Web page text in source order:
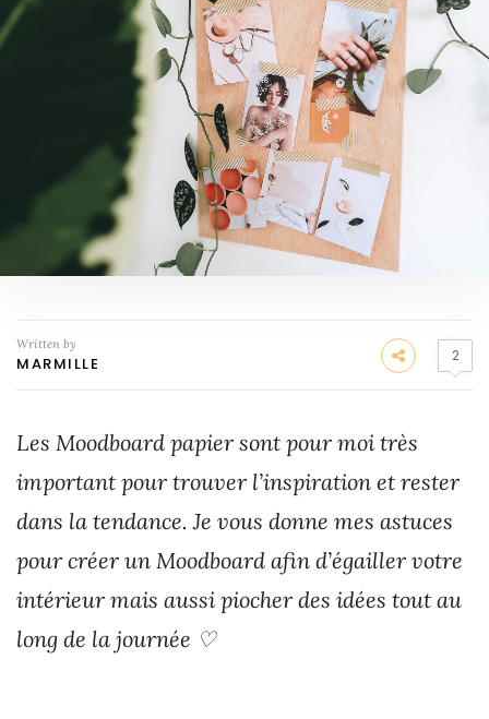
Written by
MARMILLE 2
Les Moodboard papier sont pour moi très
important pour trouver l’inspiration et rester
dans la tendance. Je vous donne mes astuces
pour créer un Moodboard afin d’égailler votre
intérieur mais aussi piocher des idées tout au
long de la journée ♡